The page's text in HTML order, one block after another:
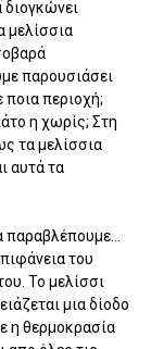
διογκώνει
μελίσσια
παρουσιάσει
περιοχή;
η χωρίς; Στη
τα μελίσσια
αυτά τα
παραβλέπουμε...
του
Το μελίσσι
μια δίοδο
η θερμοκρασία